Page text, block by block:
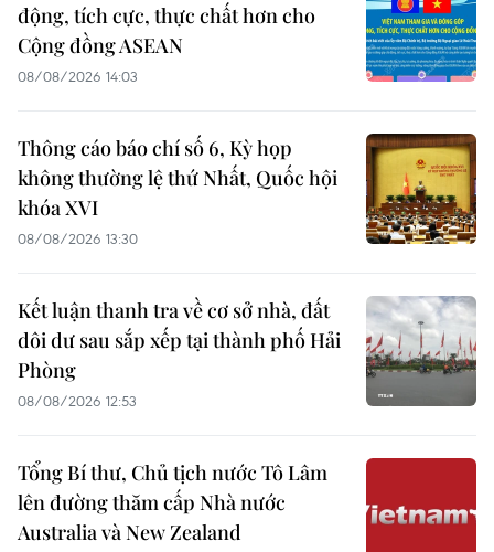
động, tích cực, thực chất hơn cho
Cộng đồng ASEAN
08/08/2026 14:03
Thông cáo báo chí số 6, Kỳ họp
không thường lệ thứ Nhất, Quốc hội
khóa XVI
08/08/2026 13:30
Kết luận thanh tra về cơ sở nhà, đất
dôi dư sau sắp xếp tại thành phố Hải
Phòng
08/08/2026 12:53
Tổng Bí thư, Chủ tịch nước Tô Lâm
lên đường thăm cấp Nhà nước
Australia và New Zealand